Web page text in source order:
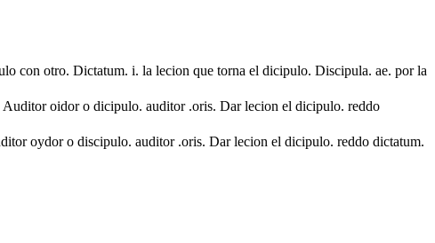
con otro. Dictatum. i. la lecion que torna el dicipulo. Discipula. ae. por la
oidor o dicipulo. auditor .oris. Dar lecion el dicipulo. reddo
oydor o discipulo. auditor .oris. Dar lecion el dicipulo. reddo dictatum.